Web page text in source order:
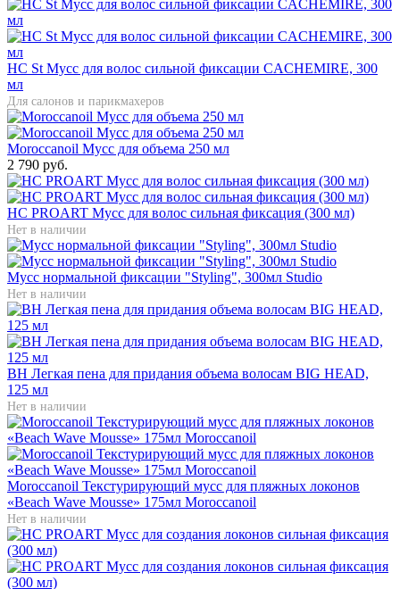
HC St Мусс для волос сильной фиксации CACHEMIRE, 300
мл
Для салонов и парикмахеров
Moroccanoil Мусс для объема 250 мл
2 790 руб.
HC PROART Мусс для волос сильная фиксация (300 мл)
Нет в наличии
Мусс нормальной фиксации "Styling", 300мл Studio
Нет в наличии
BH Легкая пена для придания объема волосам BIG HEAD,
125 мл
Нет в наличии
Moroccanoil Текстурирующий мусс для пляжных локонов
«Beach Wave Mousse» 175мл Moroccanoil
Нет в наличии